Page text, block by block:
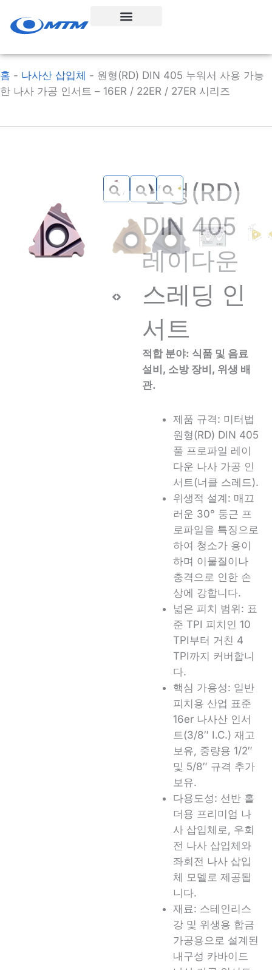
로
건
너
홈 - 나사산 삽입체 - 원형(RD) DIN 405 누워서 사용 가능
한 나사 가공 인서트 – 16ER / 22ER / 27ER 시리즈
원형(RD)
DIN 405
레이다운
스레딩 인
서트
적합 분야: 식품 및 음료
설비, 소방 장비, 위생 배
관.
제품 규격: 미터법
원형(RD) DIN 405
풀 프로파일 레이
다운 나사 가공 인
서트(너클 스레드).
위생적 설계: 매끄
러운 30° 둥근 프
로파일을 특징으로
하여 청소가 용이
하며 이물질이나
충격으로 인한 손
상에 강합니다.
넓은 피치 범위: 표
준 TPI 피치인 10
TPI부터 거친 4
TPI까지 커버합니
다.
핵심 가용성: 일반
피치용 산업 표준
16er 나사산 인서
트(3/8″ I.C.) 재고
보유, 중량용 1/2″
및 5/8″ 규격 추가
보유.
다용도성: 선반 홀
더용 프리미엄 나
사 삽입체로, 우회
전 나사 삽입체와
좌회전 나사 삽입
체 모델로 제공됩
니다.
재료: 스테인리스
강 및 위생용 합금
가공용으로 설계된
내구성 카바이드